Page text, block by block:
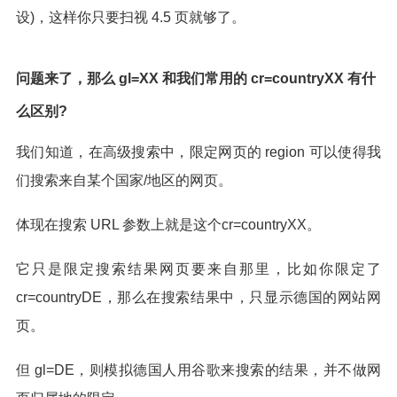
设)，这样你只要扫视 4.5 页就够了。
问题来了，那么 gl=XX 和我们常用的 cr=countryXX 有什
么区别?
我们知道，在高级搜索中，限定网页的 region 可以使得我
们搜索来自某个国家/地区的网页。
体现在搜索 URL 参数上就是这个cr=countryXX。
它只是限定搜索结果网页要来自那里，比如你限定了
cr=countryDE，那么在搜索结果中，只显示德国的网站网
页。
但 gl=DE，则模拟德国人用谷歌来搜索的结果，并不做网